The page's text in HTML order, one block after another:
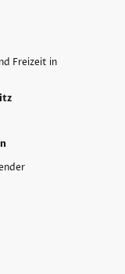
Freizeit in